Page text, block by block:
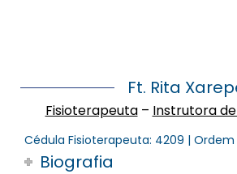
Ft. Rita
Fisioterapeuta– Instrutora
Cédula Fisioterapeuta: 4209 |
Biografia